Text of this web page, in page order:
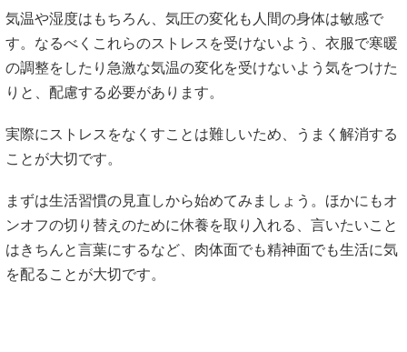
気温や湿度はもちろん、気圧の変化も人間の身体は敏感で
す。なるべくこれらのストレスを受けないよう、衣服で寒暖
の調整をしたり急激な気温の変化を受けないよう気をつけた
りと、配慮する必要があります。
実際にストレスをなくすことは難しいため、うまく解消する
ことが大切です。
まずは生活習慣の見直しから始めてみましょう。ほかにもオ
ンオフの切り替えのために休養を取り入れる、言いたいこと
はきちんと言葉にするなど、肉体面でも精神面でも生活に気
を配ることが大切です。